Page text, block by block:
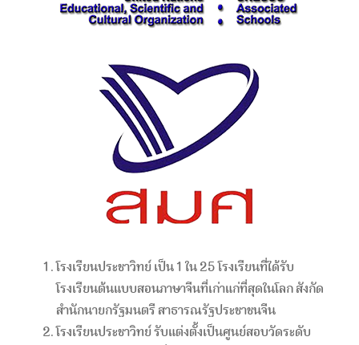
โรงเรียนประชาวิทย์ เป็น 1 ใน 25 โรงเรียนที่ได้รับ
โรงเรียนต้นแบบสอนภาษาจีนที่เก่าแก่ที่สุดในโลก สังกัด
สำนักนายกรัฐมนตรี สาธารณรัฐประชาชนจีน
โรงเรียนประชาวิทย์ รับแต่งตั้งเป็นศูนย์สอบวัดระดับ